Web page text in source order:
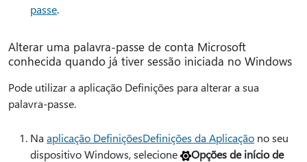
passe.
Alterar uma palavra-passe de conta Microsoft
conhecida quando já tiver sessão iniciada no Windows
Pode utilizar a aplicação Definições para alterar a sua
palavra-passe.
Na aplicação DefiniçõesDefinições da Aplicação no seu
dispositivo Windows, selecione
Opções de início de